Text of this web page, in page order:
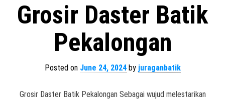
Grosir Daster Batik
Pekalongan
Posted on June 24, 2024by juraganbatik
Grosir Daster Batik Pekalongan Sebagai wujud melestarikan